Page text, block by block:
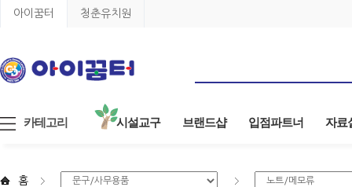
아이꿈터 청춘유치원
카테고리 시설교구 브랜드샵 입점파트너 자료
홈